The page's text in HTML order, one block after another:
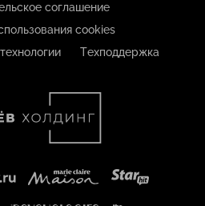
соглашение
cookies
Техподдержка